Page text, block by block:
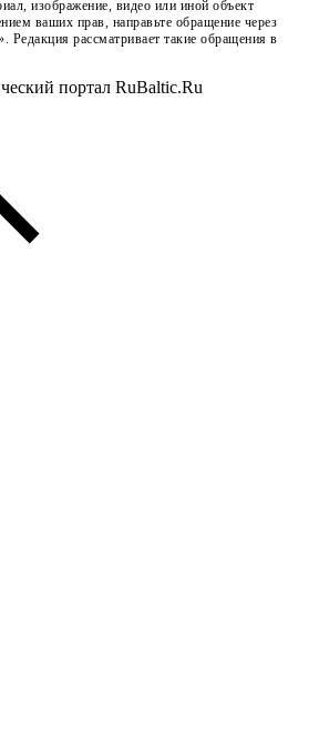
изображение, видео или иной объект
ваших прав, направьте обращение через
Редакция рассматривает такие обращения в
портал RuBaltic.Ru